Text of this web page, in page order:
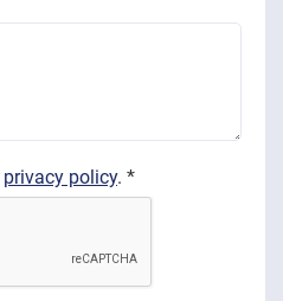
privacy policy. *